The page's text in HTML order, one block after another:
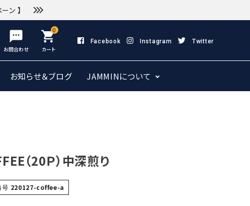
ン 】
sms
お問合わせ
0
shopping_cart
カート
Facebook Instagram Twitter
お知らせ＆ブログ JAMMINについて
（20Ｐ）中深煎り
号 220127-coffee-a